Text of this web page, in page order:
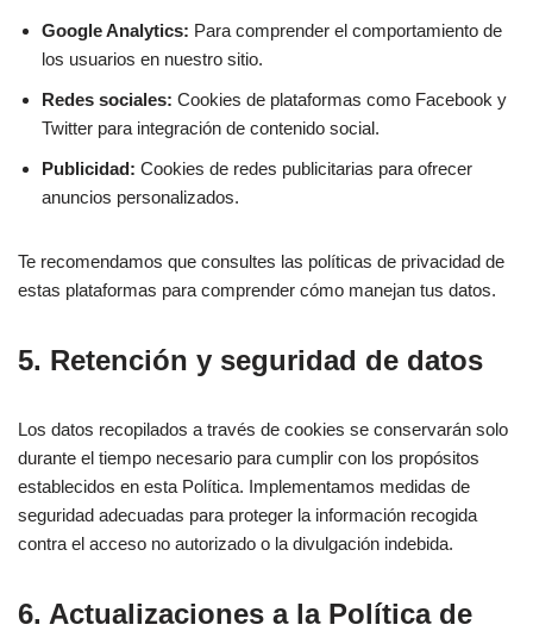
Google Analytics: Para comprender el comportamiento de
los usuarios en nuestro sitio.
Redes sociales: Cookies de plataformas como Facebook y
Twitter para integración de contenido social.
Publicidad: Cookies de redes publicitarias para ofrecer
anuncios personalizados.
Te recomendamos que consultes las políticas de privacidad de
estas plataformas para comprender cómo manejan tus datos.
5. Retención y seguridad de datos
Los datos recopilados a través de cookies se conservarán solo
durante el tiempo necesario para cumplir con los propósitos
establecidos en esta Política. Implementamos medidas de
seguridad adecuadas para proteger la información recogida
contra el acceso no autorizado o la divulgación indebida.
6. Actualizaciones a la Política de